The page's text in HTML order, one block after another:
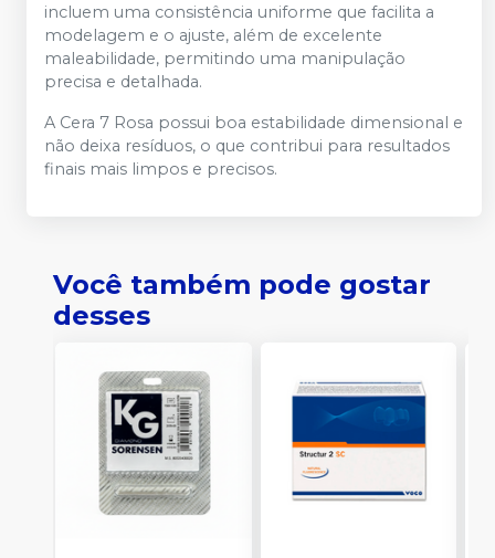
incluem uma consistência uniforme que facilita a
modelagem e o ajuste, além de excelente
maleabilidade, permitindo uma manipulação
precisa e detalhada.
A Cera 7 Rosa possui boa estabilidade dimensional e
não deixa resíduos, o que contribui para resultados
finais mais limpos e precisos.
Você também pode gostar
desses